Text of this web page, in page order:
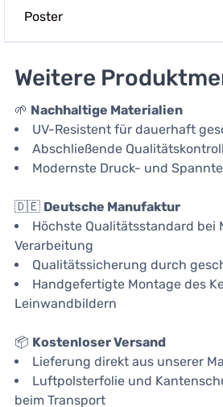
Poster
Weitere
🌱 Nachhaltige Materialien
UV-Resistent für dauerhaft
Abschließende
Modernste Druck- und
🇩🇪 Deutsche Manufaktur
Höchste Qualitätsstandard bei
Verarbeitung
Qualitätssicherung durch
Handgefertigte Montage des
Leinwandbildern
📦 Kostenloser Versand
Lieferung direkt aus unserer
Luftpolsterfolie und
beim Transport